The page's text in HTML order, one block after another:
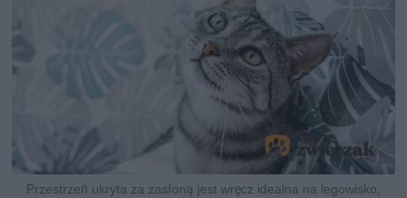
Przestrzeń ukryta za zasłoną jest wręcz idealna na legowisko,